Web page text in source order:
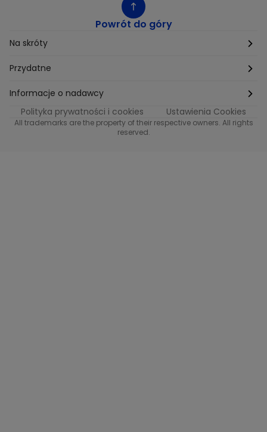
Powrót do góry
Na skróty
Etyka
Supplier Diversity
Polityka podatkowa
Przydatne
Biuro Prasowe
Biuro Reklamy
Informacje o nadawcy
Informacje o nadawcy programu METRO
Polityka prywatności i cookies Ustawienia Cookies
All trademarks are the property of their respective owners. All rights
reserved.